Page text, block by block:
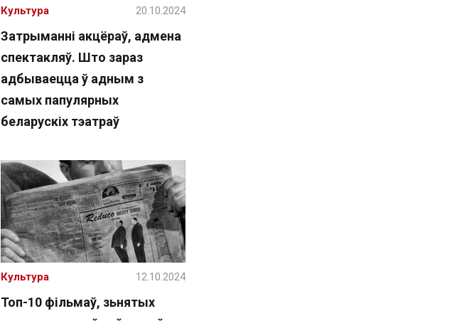
Затрыманні акцёраў, адмена
спектакляў. Што зараз
адбываецца ў адным з
самых папулярных
беларускіх тэатраў
Культура 20.10.2024
Топ-10 фільмаў, зьнятых
Культура 12.10.2024